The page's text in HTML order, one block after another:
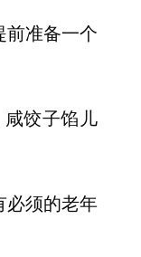
前准备一个
饺子馅儿
必须的老年